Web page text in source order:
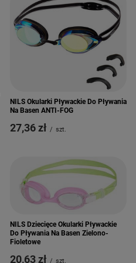
NILS Okularki Pływackie Do Pływania
Na Basen ANTI-FOG
27,36 zł / szt.
NILS Dziecięce Okularki Pływackie
Do Pływania Na Basen Zielono-
Fioletowe
20,63 zł / szt.